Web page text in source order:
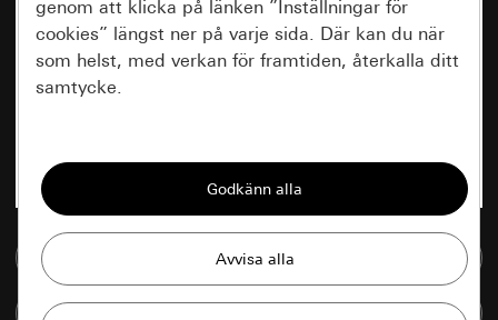
Till mediedatabasen
genom att klicka på länken ”Inställningar för
cookies” längst ner på varje sida. Där kan du när
som helst, med verkan för framtiden, återkalla ditt
samtycke.
Alla cookies som krävs för att kunna visa
sidan.
Databehandlingssyfte:
våra utbud